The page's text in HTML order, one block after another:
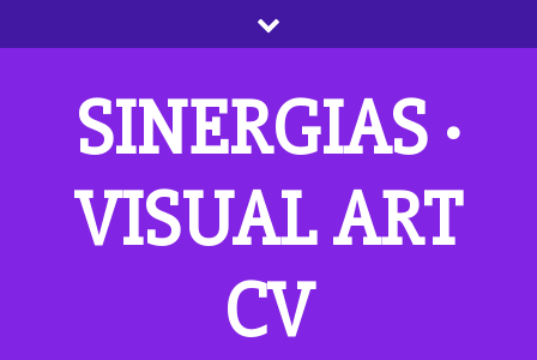
al
SINERGIAS ·
VISUAL ART
CV